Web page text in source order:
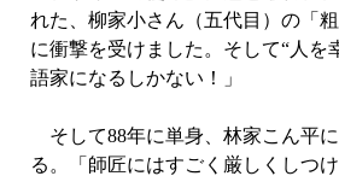
れた、柳家小さん（五代目）の「
に衝撃を受けました。そして“人
語家になるしかない！」
そして88年に単身、林家こん平
る。「師匠にはすごく厳しくしつ